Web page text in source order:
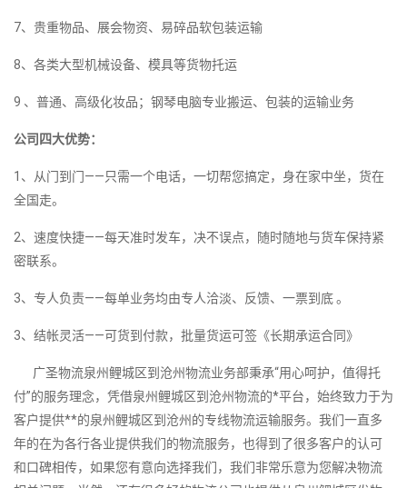
7、贵重物品、展会物资、易碎品软包装运输
8、各类大型机械设备、模具等货物托运
9 、普通、高级化妆品；钢琴电脑专业搬运、包装的运输业务
公司四大优势：
1、从门到门——只需一个电话，一切帮您搞定，身在家中坐，货在
全国走。
2、速度快捷——每天准时发车，决不误点，随时随地与货车保持紧
密联系。
3、专人负责——每单业务均由专人洽淡、反馈、一票到底 。
3、结帐灵活——可货到付款，批量货运可签《长期承运合同》
广圣物流泉州鲤城区到沧州物流业务部秉承“用心呵护，值得托
付”的服务理念，凭借泉州鲤城区到沧州物流的*平台，始终致力于为
客户提供**的泉州鲤城区到沧州的专线物流运输服务。我们一直多
年的在为各行各业提供我们的物流服务，也得到了很多客户的认可
和口碑相传，如果您有意向选择我们，我们非常乐意为您解决物流